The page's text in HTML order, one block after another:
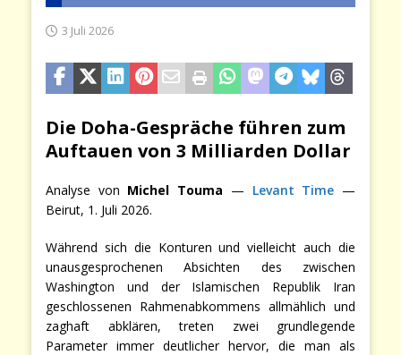
3 Juli 2026
Die Doha-Gespräche führen zum
Auftauen von 3 Milliarden Dollar
Analyse von Michel Touma — Levant Time —
Beirut, 1. Juli 2026.
Während sich die Konturen und vielleicht auch die
unausgesprochenen Absichten des zwischen
Washington und der Islamischen Republik Iran
geschlossenen Rahmenabkommens allmählich und
zaghaft abklären, treten zwei grundlegende
Parameter immer deutlicher hervor, die man als